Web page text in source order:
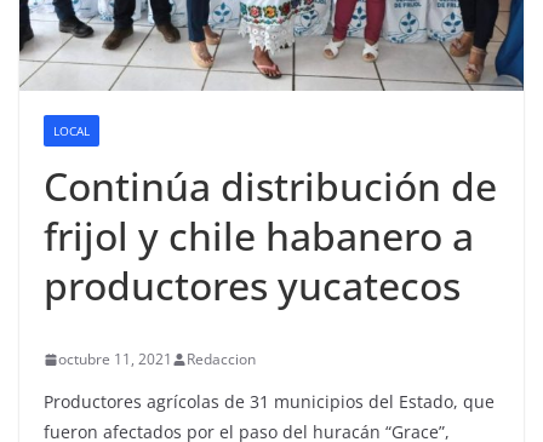
LOCAL
Continúa distribución de
frijol y chile habanero a
productores yucatecos
octubre 11, 2021 Redaccion
Productores agrícolas de 31 municipios del Estado, que
fueron afectados por el paso del huracán “Grace”,